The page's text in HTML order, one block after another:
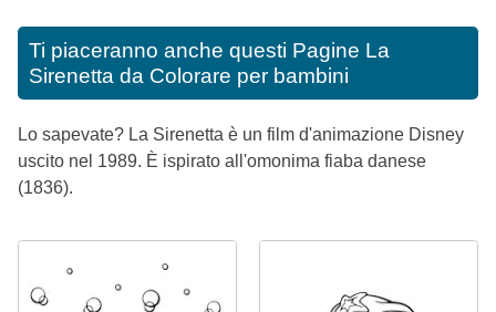
Ti piaceranno anche questi Pagine La
Sirenetta da Colorare per bambini
Lo sapevate? La Sirenetta è un film d'animazione Disney
uscito nel 1989. È ispirato all'omonima fiaba danese
(1836).